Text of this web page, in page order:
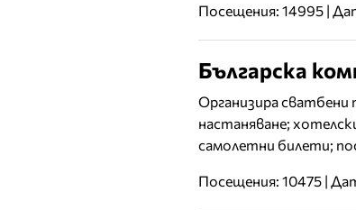
Посещения: 14995 |
Българска
Организира сватбени
настаняване;
самолетни билети;
Посещения: 10475 |